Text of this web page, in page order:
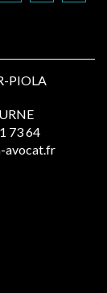
PIOLA
73 64
avocat.fr